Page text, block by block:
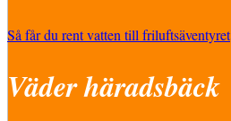
Så får du rent vatten till friluftsäventyret
Väder häradsbäck